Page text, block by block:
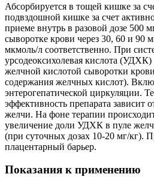
Абсорбируется в тощей кишке за
подвздошной кишке за счет
приеме внутрь в разовой дозе 500
сыворотке крови через 30, 60 и 90
мкмоль/л соответственно. При
урсодеоксихолевая кислота (УДХК)
желчной кислотой сыворотки
содержания желчных кислот).
энтерогепатической циркуляции.
эффективность препарата
желчи. На фоне терапии
увеличение доли УДХК в пуле
(при суточных дозах 10-20 мг/кг).
плацентарный барьер.
Показания к применению